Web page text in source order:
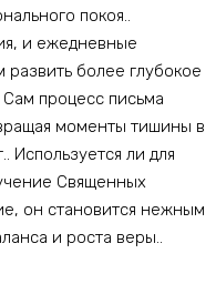
покоя..
и ежедневные
более глубокое
Сам процесс письма
моменты тишины в
Используется ли для
Священных
он становится нежным
и роста веры..